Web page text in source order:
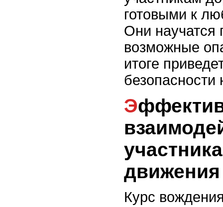
готовыми к
Они научатся
возможные
итоге
безопасности
Эффективное
движения
Курс